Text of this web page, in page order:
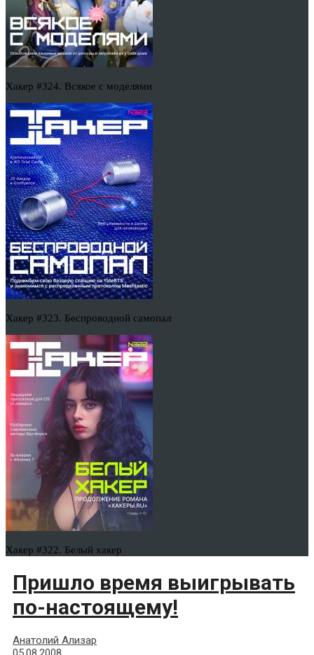
Хакер #324. Всякое с моделями
Хакер #323. Беспроводной самопал
Хакер #322. Белый хакер
Пришло время выигрывать
по-настоящему!
Анатолий Ализар